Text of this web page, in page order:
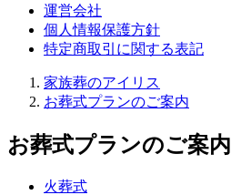
運営会社
個人情報保護方針
特定商取引に関する表記
家族葬のアイリス
お葬式プランのご案内
お葬式プランのご案内
火葬式